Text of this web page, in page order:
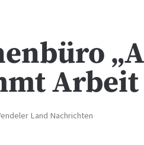
Land Nachrichten